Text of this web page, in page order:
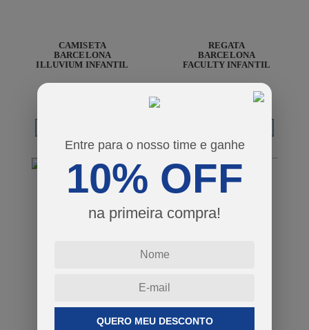
Entre para o nosso time e ganhe
10% OFF
na primeira compra!
QUERO MEU DESCONTO
CAMISETA
BARCELONA
ILLUVIUM INFANTIL
R$ 109,90
REGATA
BARCELONA
FACULTY INFANTIL
R$ 99,90
ou em 2x de R$ 49,95
DOMINANT
CHALKBOARD